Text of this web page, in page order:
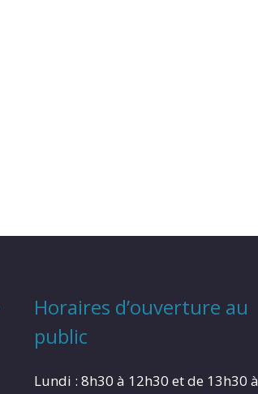
Horaires d’ouverture au
public
Lundi : 8h30 à 12h30 et de 13h30 à